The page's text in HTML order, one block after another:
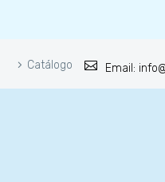
Catálogo Email: